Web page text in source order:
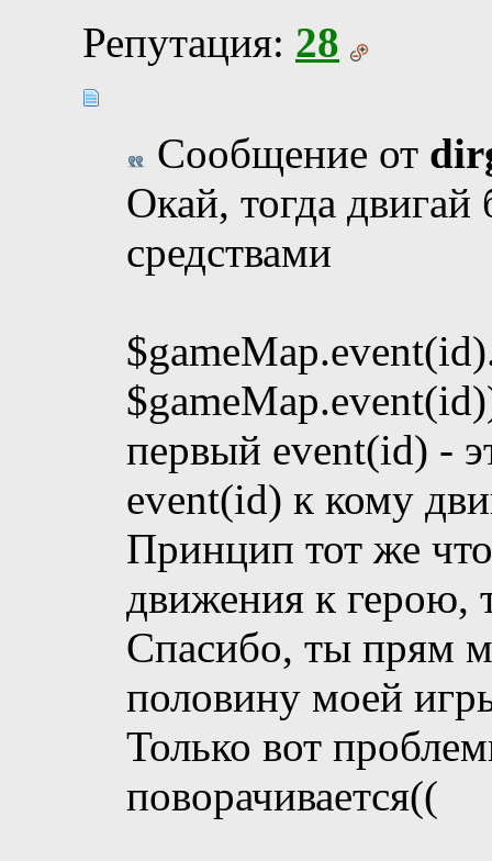
Репутация: 28
Сообщение от
Окай, тогда двигай
средствами
первый event(id) -
event(id) к кому
Принцип тот же
движения к герою,
Спасибо, ты прям
половину моей
Только вот
поворачивается((